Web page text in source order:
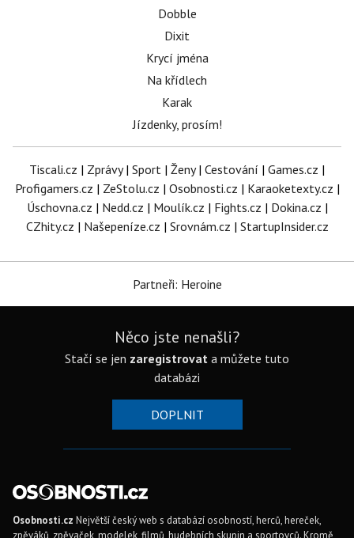
Dobble
Dixit
Krycí jména
Na křídlech
Karak
Jízdenky, prosím!
Tiscali.cz | Zprávy| Sport | Ženy| Cestování | Games.cz |
Profigamers.cz | ZeStolu.cz | Osobnosti.cz | Karaoketexty.cz |
Úschovna.cz | Nedd.cz | Moulík.cz | Fights.cz | Dokina.cz |
CZhity.cz | Našepeníze.cz | Srovnám.cz | StartupInsider.cz
Partneři: Heroine
Něco jste nenašli?
Stačí se jen zaregistrovat a můžete tuto
databázi
DOPLNIT
Osobnosti.cz Největší český web s databází osobností, herců, hereček,
zpěváků, zpěvaček, modelek, filmů, hudebních skupin a sportovců. Kromě